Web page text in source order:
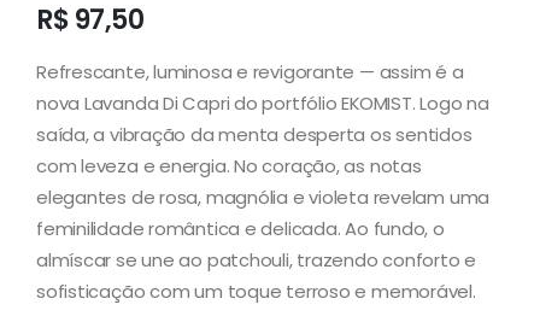
R$97,50
Refrescante, luminosa e revigorante — assim é a
nova Lavanda Di Capri do portfólio EKOMIST. Logo na
saída, a vibração da menta desperta os sentidos
com leveza e energia. No coração, as notas
elegantes de rosa, magnólia e violeta revelam uma
feminilidade romântica e delicada. Ao fundo, o
almíscar se une ao patchouli, trazendo conforto e
sofisticação com um toque terroso e memorável.